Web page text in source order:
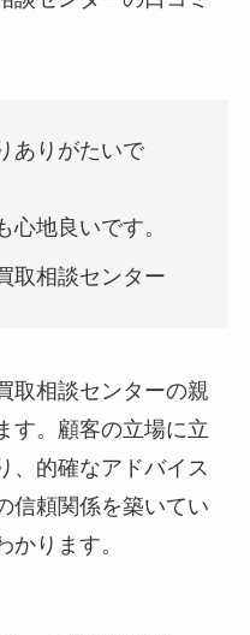
ありがたいで
心地良いです。
取相談センター
取相談センターの親
す。顧客の立場に立
、的確なアドバイス
信頼関係を築いてい
かります。